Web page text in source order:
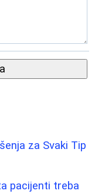
za Svaki Tip
pacijenti treba